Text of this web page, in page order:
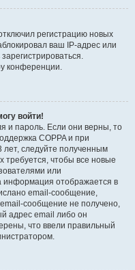
регистрацию новых
ваш IP-адрес или
конференции.
войти!
и пароль. Если они верны, то
COPPA и при
лет, следуйте полученным
требуется, чтобы все новые
или
информация отображается в
email-сообщение,
сообщение не получено,
адрес email либо он
что ввели правильный